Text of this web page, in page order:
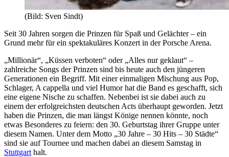
(Bild: Sven Sindt)
Seit 30 Jahren sorgen die Prinzen für Spaß und Gelächter – ein
Grund mehr für ein spektakuläres Konzert in der Porsche Arena.
„Millionär“, „Küssen verboten“ oder „Alles nur geklaut“ –
zahlreiche Songs der Prinzen sind bis heute auch den jüngeren
Generationen ein Begriff. Mit einer einmaligen Mischung aus Pop,
Schlager, A cappella und viel Humor hat die Band es geschafft, sich
eine eigene Nische zu schaffen. Nebenbei ist sie dabei auch zu
einem der erfolgreichsten deutschen Acts überhaupt geworden. Jetzt
haben die Prinzen, die man längst Könige nennen könnte, noch
etwas Besonderes zu feiern: den 30. Geburtstag ihrer Gruppe unter
diesem Namen. Unter dem Motto „30 Jahre – 30 Hits – 30 Städte“
sind sie auf Tournee und machen dabei an diesem Samstag in
Stuttgart halt.